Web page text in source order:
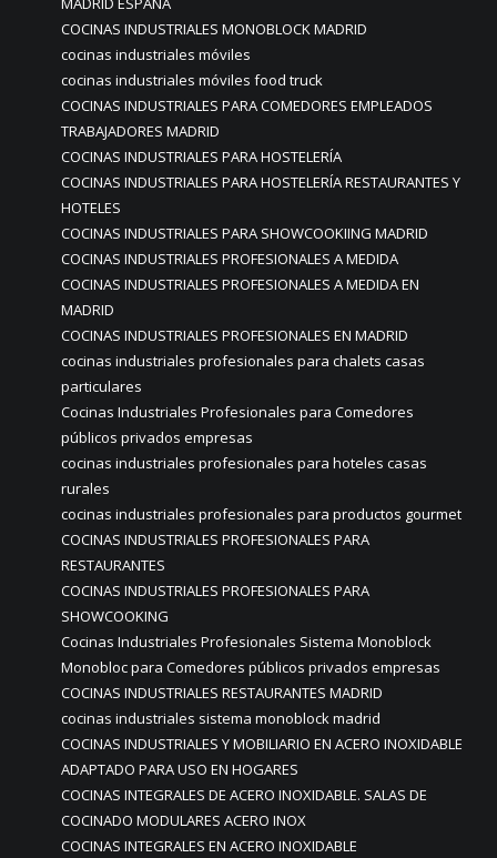
COCINAS INDUSTRIALES MONOBLOCK MADRID
cocinas industriales móviles
cocinas industriales móviles food truck
COCINAS INDUSTRIALES PARA COMEDORES EMPLEADOS
TRABAJADORES MADRID
COCINAS INDUSTRIALES PARA HOSTELERÍA
COCINAS INDUSTRIALES PARA HOSTELERÍA RESTAURANTES Y
HOTELES
COCINAS INDUSTRIALES PARA SHOWCOOKIING MADRID
COCINAS INDUSTRIALES PROFESIONALES A MEDIDA
COCINAS INDUSTRIALES PROFESIONALES A MEDIDA EN
MADRID
COCINAS INDUSTRIALES PROFESIONALES EN MADRID
cocinas industriales profesionales para chalets casas
particulares
Cocinas Industriales Profesionales para Comedores
públicos privados empresas
cocinas industriales profesionales para hoteles casas
rurales
cocinas industriales profesionales para productos gourmet
COCINAS INDUSTRIALES PROFESIONALES PARA
RESTAURANTES
COCINAS INDUSTRIALES PROFESIONALES PARA
SHOWCOOKING
Cocinas Industriales Profesionales Sistema Monoblock
Monobloc para Comedores públicos privados empresas
COCINAS INDUSTRIALES RESTAURANTES MADRID
cocinas industriales sistema monoblock madrid
COCINAS INDUSTRIALES Y MOBILIARIO EN ACERO INOXIDABLE
ADAPTADO PARA USO EN HOGARES
COCINAS INTEGRALES DE ACERO INOXIDABLE. SALAS DE
COCINADO MODULARES ACERO INOX
COCINAS INTEGRALES EN ACERO INOXIDABLE